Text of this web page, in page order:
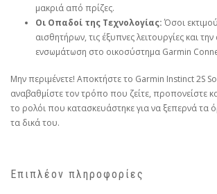
μακριά από πρίζες.
Οι Οπαδοί της Τεχνολογίας:Όσοι
αισθητήρων, τις έξυπνες λειτουργίες και
ενσωμάτωση στο οικοσύστημα Garmin
Μην περιμένετε! Αποκτήστε το Garmin Instinct 2S
αναβαθμίστε τον τρόπο που ζείτε, προπονείστε
το ρολόι που κατασκευάστηκε για να ξεπερνά τα
τα δικά του.
Επιπλέον πληροφορίες